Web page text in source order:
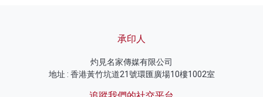
承印人
灼見名家傳媒有限公司
地址 : 香港黃竹坑道21號環匯廣場10樓1002室